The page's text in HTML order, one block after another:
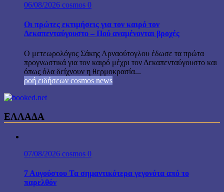
06/08/2026 cosmos 0
Οι πρώτες εκτιμήσεις για τον καιρό τον
Δεκαπενταύγουστο – Πού αναμένονται βροχές
Ο μετεωρολόγος Σάκης Αρναούτογλου έδωσε τα πρώτα
προγνωστικά για τον καιρό μέχρι τον Δεκαπενταύγουστο και
όπως όλα δείχνουν η θερμοκρασία...
ροή ειδήσεων cosmos news
ΕΛΛΑΔΑ
07/08/2026 cosmos 0
7 Αυγούστου Τα σημαντικότερα γεγονότα από το
παρελθόν